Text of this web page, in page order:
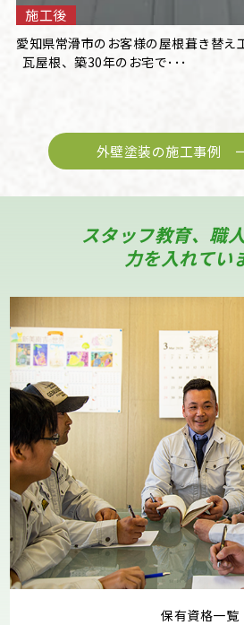
施工後
愛知県常滑市のお客様の屋根葺き替え
瓦屋根、築30年のお宅で･･･
外壁塗装の施工事例
スタッフ教育、職
力を入れてい
保有資格一覧